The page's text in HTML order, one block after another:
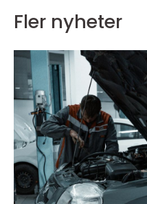
Fler nyheter